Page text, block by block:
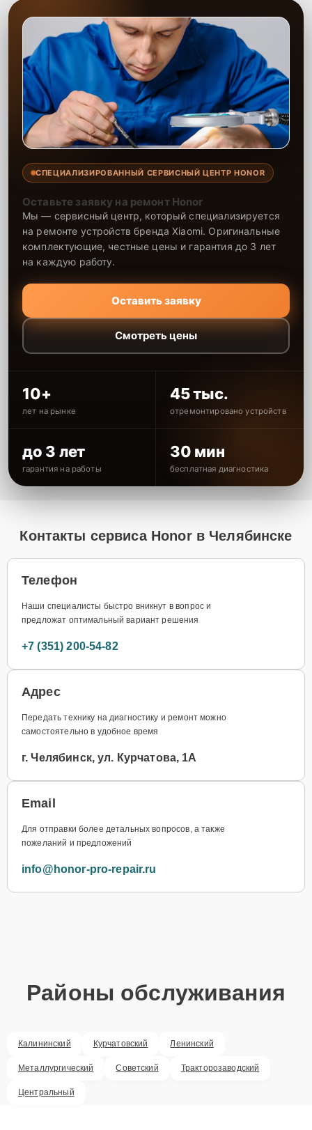
СПЕЦИАЛИЗИРОВАННЫЙ СЕРВИСНЫЙ ЦЕНТР HONOR
Оставьте заявку на ремонт Honor
Мы — сервисный центр, который специализируется
на ремонте устройств бренда Xiaomi. Оригинальные
комплектующие, честные цены и гарантия до 3 лет
на каждую работу.
Оставить заявку
Смотреть цены
10+
лет на рынке
45 тыс.
отремонтировано устройств
до 3 лет
гарантия на работы
30 мин
бесплатная диагностика
Контакты сервиса Honor в Челябинске
Телефон
Наши специалисты быстро вникнут в вопрос и
предложат оптимальный вариант решения
+7 (351) 200-54-82
Адрес
Передать технику на диагностику и ремонт можно
самостоятельно в удобное время
г. Челябинск, ул. Курчатова, 1А
Email
Для отправки более детальных вопросов, а также
пожеланий и предложений
info@honor-pro-repair.ru
Районы обслуживания
Калининский Курчатовский Ленинский
Металлургический Советский Тракторозаводский
Центральный